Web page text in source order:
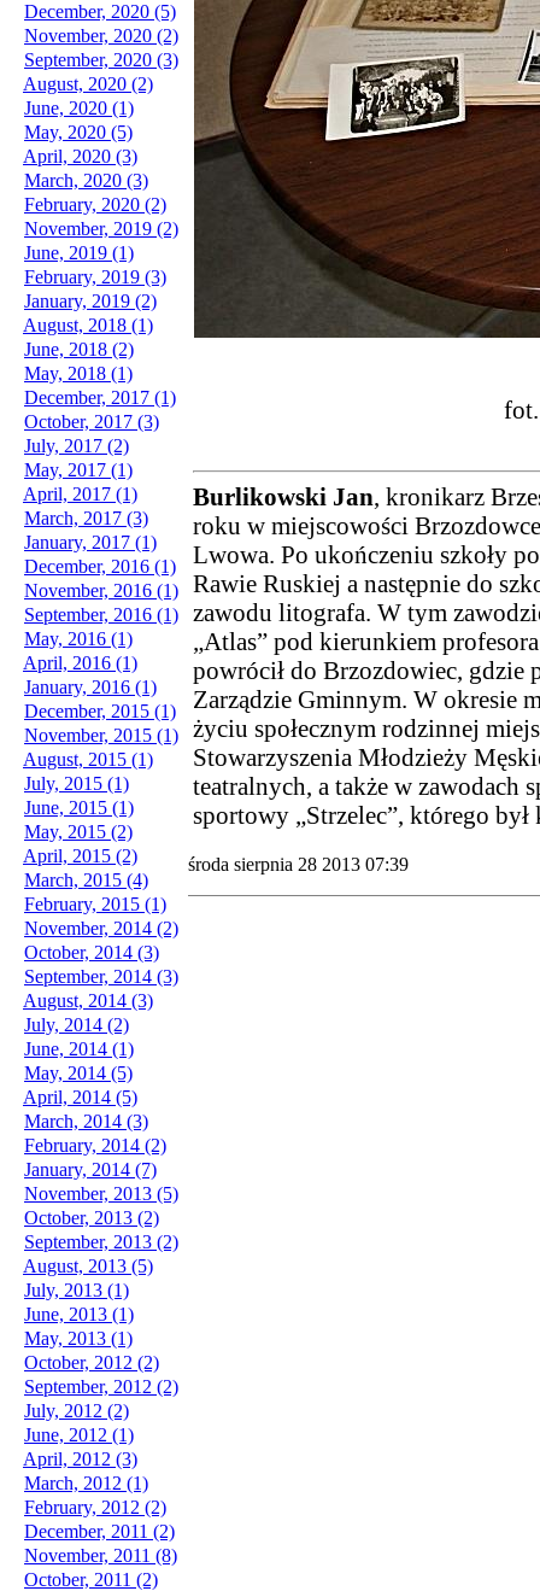
December, 2020 (5)
November, 2020 (2)
September, 2020 (3)
August, 2020 (2)
June, 2020 (1)
May, 2020 (5)
April, 2020 (3)
March, 2020 (3)
February, 2020 (2)
November, 2019 (2)
June, 2019 (1)
February, 2019 (3)
January, 2019 (2)
August, 2018 (1)
June, 2018 (2)
May, 2018 (1)
December, 2017 (1)
October, 2017 (3)
July, 2017 (2)
May, 2017 (1)
April, 2017 (1)
March, 2017 (3)
January, 2017 (1)
December, 2016 (1)
November, 2016 (1)
September, 2016 (1)
May, 2016 (1)
April, 2016 (1)
January, 2016 (1)
December, 2015 (1)
November, 2015 (1)
August, 2015 (1)
July, 2015 (1)
June, 2015 (1)
May, 2015 (2)
April, 2015 (2)
March, 2015 (4)
February, 2015 (1)
November, 2014 (2)
October, 2014 (3)
September, 2014 (3)
August, 2014 (3)
July, 2014 (2)
June, 2014 (1)
May, 2014 (5)
April, 2014 (5)
March, 2014 (3)
February, 2014 (2)
January, 2014 (7)
November, 2013 (5)
October, 2013 (2)
September, 2013 (2)
August, 2013 (5)
July, 2013 (1)
June, 2013 (1)
May, 2013 (1)
October, 2012 (2)
September, 2012 (2)
July, 2012 (2)
June, 2012 (1)
April, 2012 (3)
March, 2012 (1)
February, 2012 (2)
December, 2011 (2)
November, 2011 (8)
October, 2011 (2)
Burlikowski Jan, kronikarz
roku w miejscowości
Lwowa. Po ukończeniu szkoły
Rawie Ruskiej a następnie do
zawodu litografa. W tym
„Atlas” pod kierunkiem
powrócił do Brzozdowiec, gdzie
Zarządzie Gminnym. W okresie
życiu społecznym rodzinnej
Stowarzyszenia Młodzieży
teatralnych, a także w zawodach
sportowy „Strzelec”, którego
środa sierpnia 28 2013 07:39